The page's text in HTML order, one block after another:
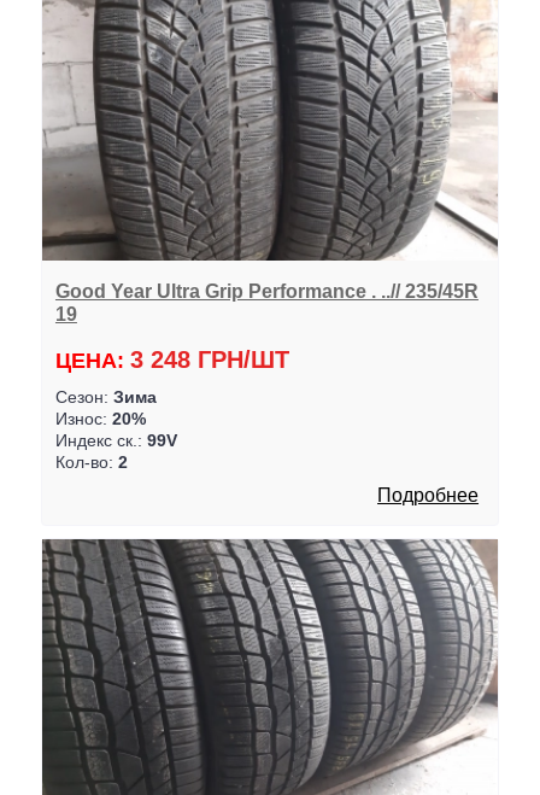
Good Year Ultra Grip Performance . ..// 235/45R
19
ЦЕНА: 3 248 ГРН/ШТ
Сезон: Зима
Износ: 20%
Индекс ск.: 99V
Кол-во: 2
Подробнее